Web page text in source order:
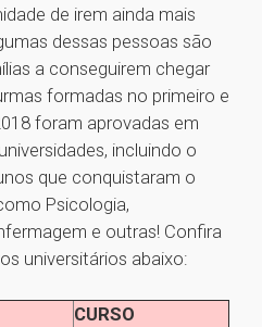
de irem ainda mais
dessas pessoas são
a conseguirem chegar
formadas no primeiro e
foram aprovadas em
incluindo o
que conquistaram o
Psicologia,
e outras! Confira
universitários abaixo:
CURSO